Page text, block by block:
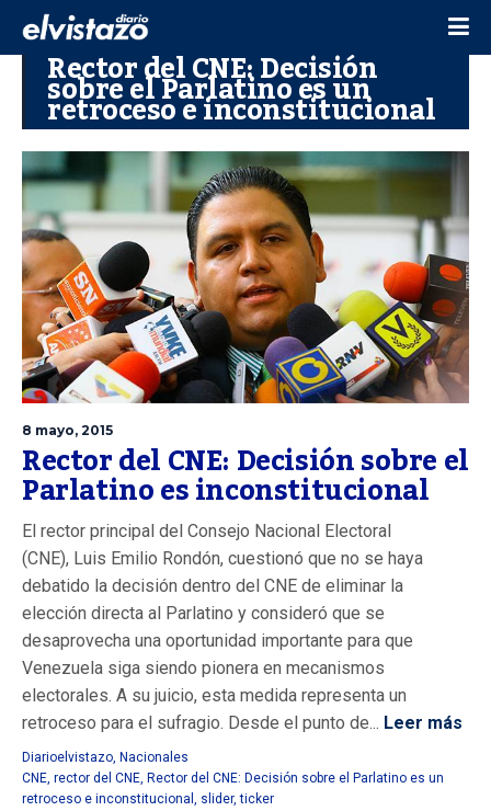
Rector del CNE: Decisión
sobre el Parlatino es un
retroceso e inconstitucional
8 mayo, 2015
Rector del CNE: Decisión sobre el
Parlatino es inconstitucional
El rector principal del Consejo Nacional Electoral
(CNE), Luis Emilio Rondón, cuestionó que no se haya
debatido la decisión dentro del CNE de eliminar la
elección directa al Parlatino y consideró que se
desaprovecha una oportunidad importante para que
Venezuela siga siendo pionera en mecanismos
electorales. A su juicio, esta medida representa un
retroceso para el sufragio. Desde el punto de... Leer más
Diarioelvistazo, Nacionales
CNE, rector del CNE, Rector del CNE: Decisión sobre el Parlatino es un
retroceso e inconstitucional , slider,ticker